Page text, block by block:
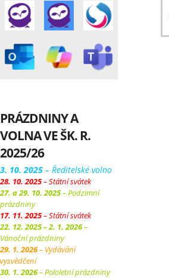
PRÁZDNINY A
VOLNA VE ŠK. R.
2025/26
3. 10. 2025 – Ředitelské volno
28. 10. 2025– Státní svátek
27. a 29. 10. 2025– Podzimní
prázdniny
17. 11. 2025– Státní svátek
22. 12. 2025 – 2. 1. 2026–
Vánoční prázdniny
29. 1. 2026– Vydávání
vysvědčení
30. 1. 2026– Pololetní prázdniny